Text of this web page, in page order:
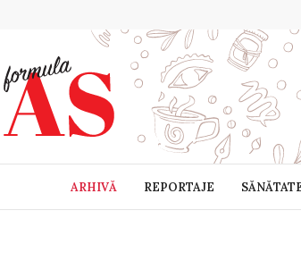
ARHIVĂ REPORTAJE